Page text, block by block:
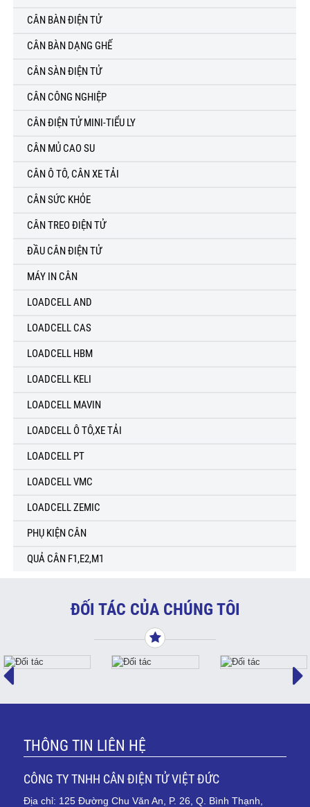
CÂN BÀN ĐIỆN TỬ
CÂN BÀN DẠNG GHẾ
CÂN SÀN ĐIỆN TỬ
CÂN CÔNG NGHIỆP
CÂN ĐIỆN TỬ MINI-TIỂU LY
CÂN MỦ CAO SU
CÂN Ô TÔ, CÂN XE TẢI
CÂN SỨC KHỎE
CÂN TREO ĐIỆN TỬ
ĐẦU CÂN ĐIỆN TỬ
MÁY IN CÂN
LOADCELL AND
LOADCELL CAS
LOADCELL HBM
LOADCELL KELI
LOADCELL MAVIN
LOADCELL Ô TÔ,XE TẢI
LOADCELL PT
LOADCELL VMC
LOADCELL ZEMIC
PHỤ KIỆN CÂN
QUẢ CÂN F1,E2,M1
ĐỐI TÁC CỦA CHÚNG TÔI
THÔNG TIN LIÊN HỆ
CÔNG TY TNHH CÂN ĐIỆN TỬ VIỆT ĐỨC
Địa chỉ: 125 Đường Chu Văn An, P. 26, Q. Bình Thạnh,